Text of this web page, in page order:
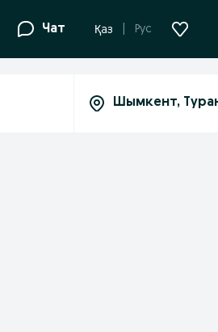
Чат Қаз Рус